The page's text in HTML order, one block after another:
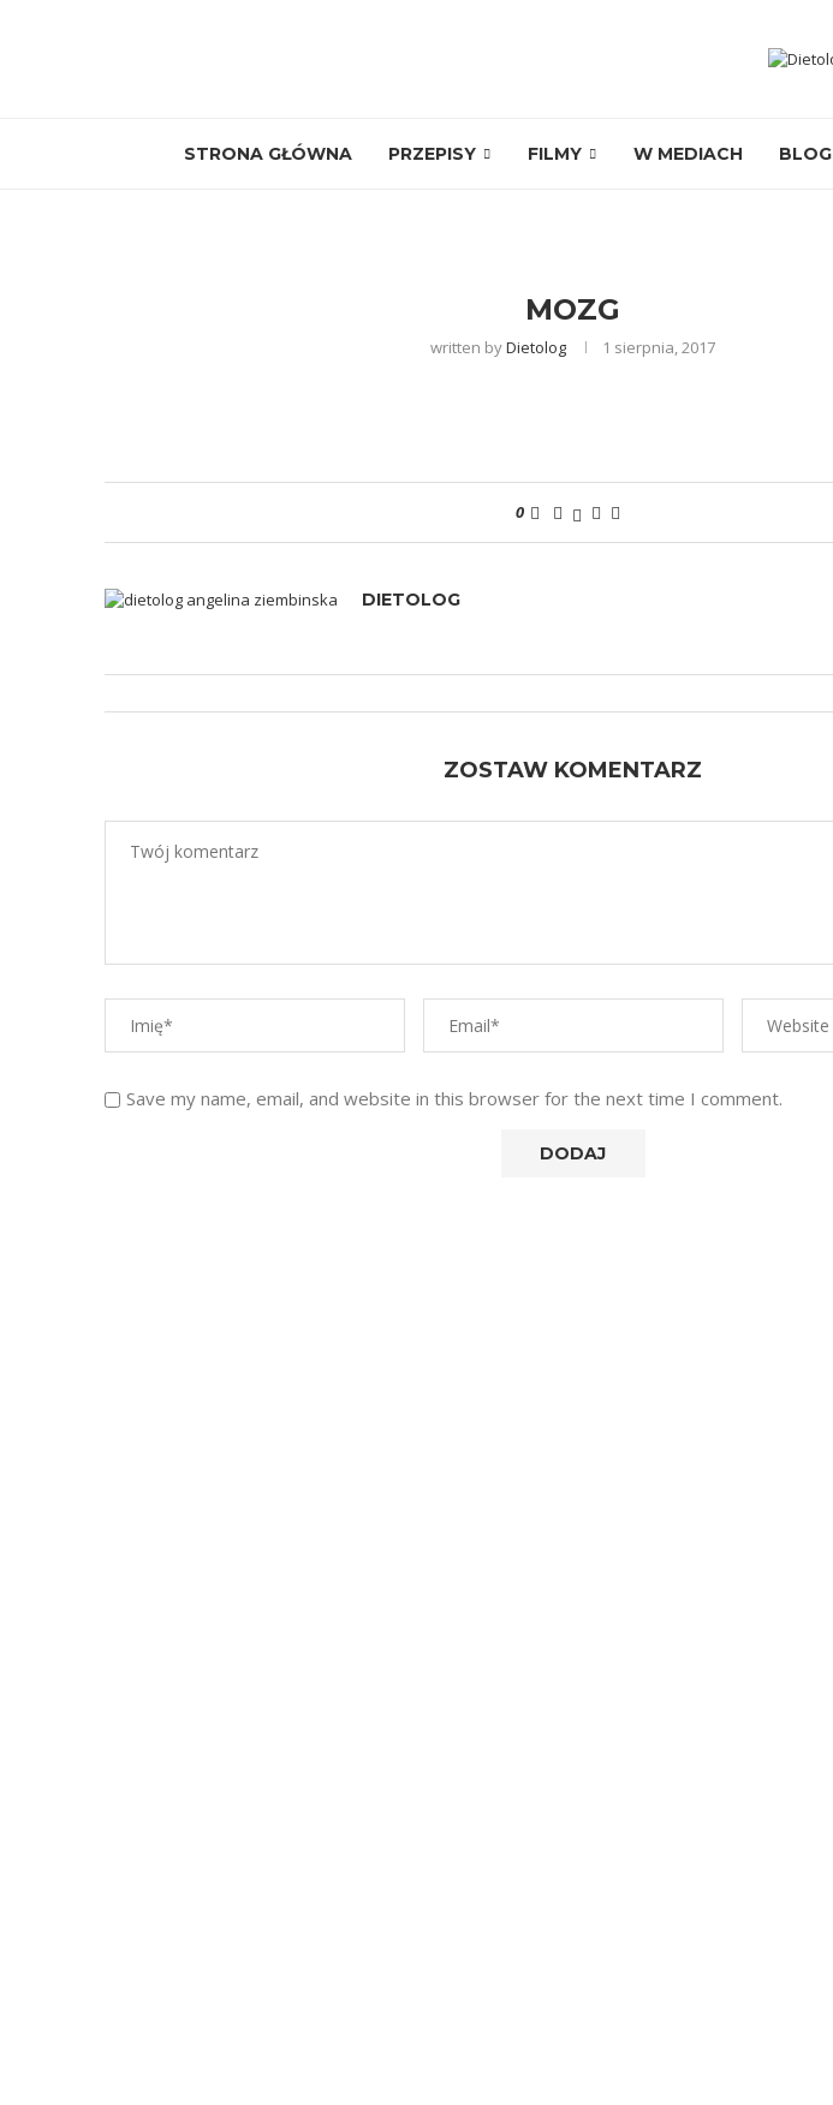
STRONA GŁÓWNA PRZEPISY FILMY W MEDIACH BLOG
MOZG
written byDietolog 1 sierpnia, 2017
0
DIETOLOG
ZOSTAW KOMENTARZ
Save my name, email, and website in this browser for the next time I comment.